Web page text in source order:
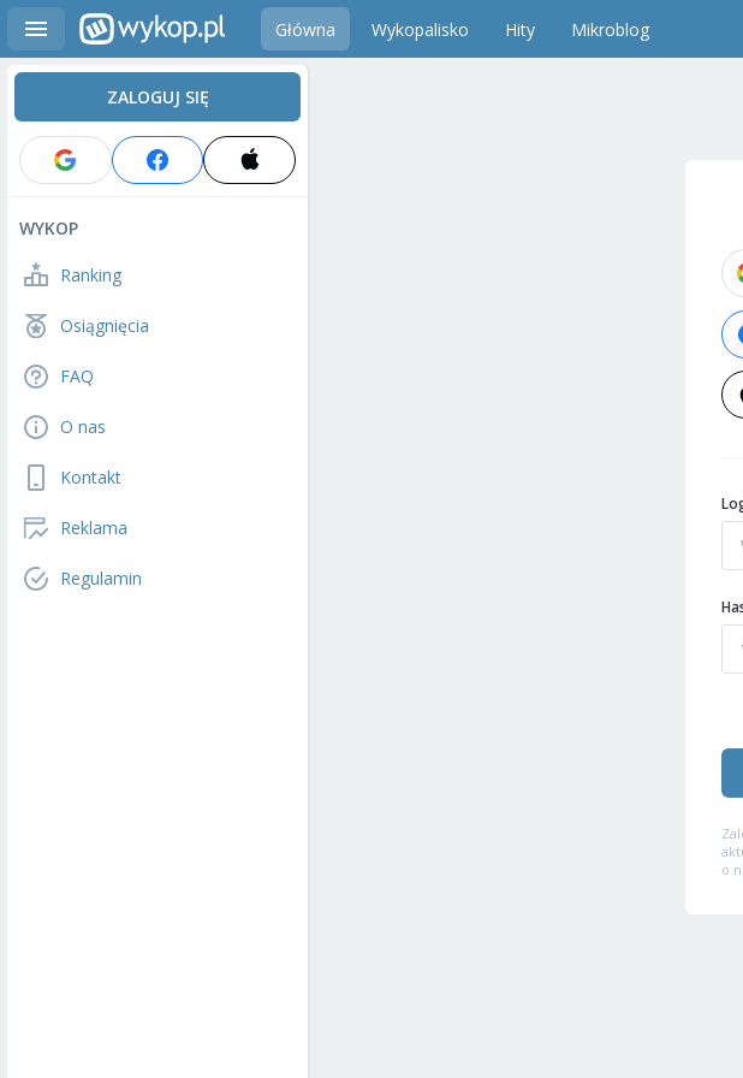
Główna Wykopalisko Hity Mikroblog
ZALOGUJ SIĘ
WYKOP
Ranking
Osiągnięcia
FAQ
O nas
Kontakt
Reklama
Regulamin
o